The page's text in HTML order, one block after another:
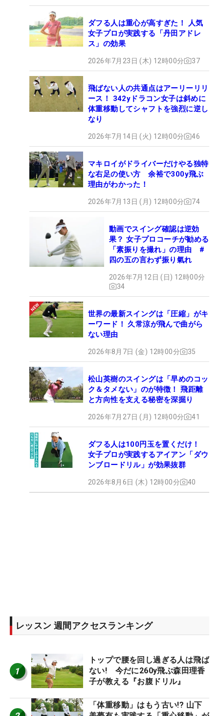
ダフる人は重心が高すぎた！ 人気
女子プロが実践する「丹田アドレ
ス」の効果
2026年7月23日 (木) 12時00分 37
飛ばない人の共通点はアーリーリリ
ース！ 342yドラコン女子は斜めに
体重移動してシャフトを強烈に逆し
なり
2026年7月14日 (火) 12時00分 46
マキロイがドライバーだけやる独特
な右足の使い方 余裕で300y飛ぶ
理由がわかった！
2026年7月13日 (月) 12時00分 74
動画でスイング確認は逆効
果？ 女子プロコーチが勧める
「素振りを撮れ」の理由 #
四の五の言わず振り氣れ
2026年7月12日 (日) 12時00分
34
世界の最新スイングは「圧縮」がキ
ーワード！ 久常涼が飛んで曲がら
ない理由
2026年8月7日 (金) 12時00分 35
松山英樹のスイングは「早めのコッ
ク＆タメない」のが特徴！ 飛距離
と方向性を支える秘密を深掘り
2026年7月27日 (月) 12時00分 41
ダフる人は100円玉を置くだけ！
女子プロが実践するアイアン「ダウ
ンブロードリル」が効果抜群
2026年8月6日 (木) 12時00分 40
レッスン 週間アクセスランキング
1
トップで腰を回し過ぎる人は飛ば
ない! 今だに260y飛ぶ森田理香
子が教える『お腹ドリル』
「体重移動」はもう古い!? 山下